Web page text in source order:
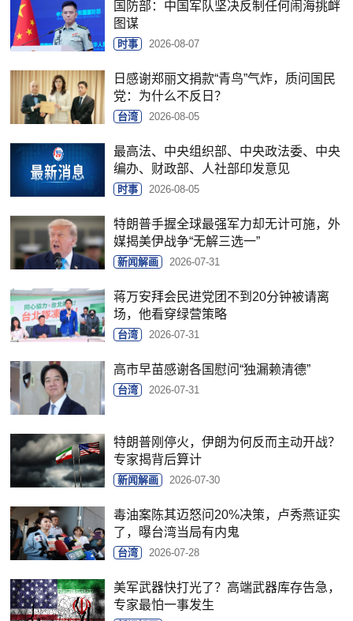
国防部：中国军队坚决反制任何闹海挑衅
图谋
时事 2026-08-07
日感谢郑丽文捐款“青鸟”气炸，质问国民
党：为什么不反日？
台湾 2026-08-05
最高法、中央组织部、中央政法委、中央
编办、财政部、人社部印发意见
时事 2026-08-05
特朗普手握全球最强军力却无计可施，外
媒揭美伊战争“无解三选一”
新闻解画 2026-07-31
蒋万安拜会民进党团不到20分钟被请离
场，他看穿绿营策略
台湾 2026-07-31
高市早苗感谢各国慰问“独漏赖清德”
台湾 2026-07-31
特朗普刚停火，伊朗为何反而主动开战？
专家揭背后算计
新闻解画 2026-07-30
毒油案陈其迈怒问20%决策，卢秀燕证实
了，曝台湾当局有内鬼
台湾 2026-07-28
美军武器快打光了？高端武器库存告急，
专家最怕一事发生